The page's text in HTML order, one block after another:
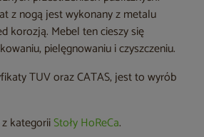
z nogą jest wykonany z metalu
korozją. Mebel ten cieszy się
pielęgnowaniu i czyszczeniu.
TUV oraz CATAS, jest to wyrób
kategoriiStoły HoReCa.